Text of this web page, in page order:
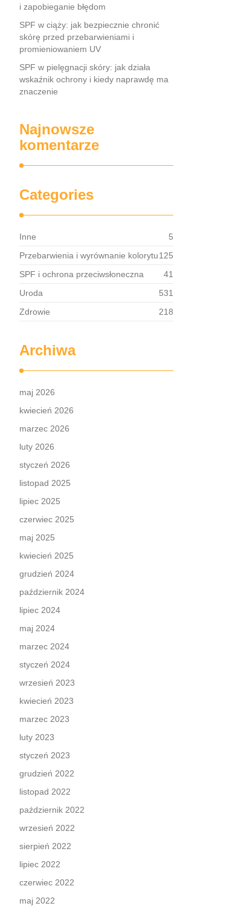
i zapobieganie błędom
SPF w ciąży: jak bezpiecznie chronić
skórę przed przebarwieniami i
promieniowaniem UV
SPF w pielęgnacji skóry: jak działa
wskaźnik ochrony i kiedy naprawdę ma
znaczenie
Najnowsze
komentarze
Categories
Inne
5
Przebarwienia i wyrównanie kolorytu125
SPF i ochrona przeciwsłoneczna
41
Uroda
531
Zdrowie
218
Archiwa
maj 2026
kwiecień 2026
marzec 2026
luty 2026
styczeń 2026
listopad 2025
lipiec 2025
czerwiec 2025
maj 2025
kwiecień 2025
grudzień 2024
październik 2024
lipiec 2024
maj 2024
marzec 2024
styczeń 2024
wrzesień 2023
kwiecień 2023
marzec 2023
luty 2023
styczeń 2023
grudzień 2022
listopad 2022
październik 2022
wrzesień 2022
sierpień 2022
lipiec 2022
czerwiec 2022
maj 2022